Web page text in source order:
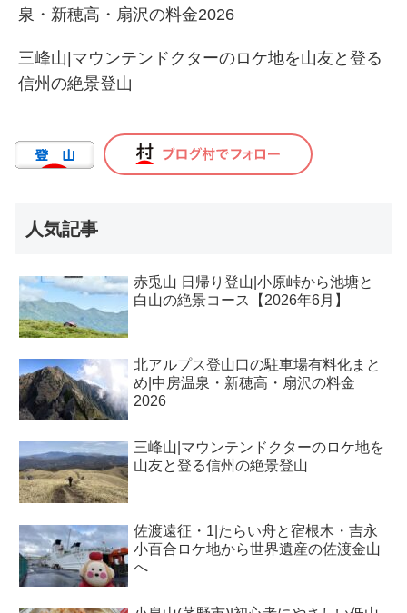
泉・新穂高・扇沢の料金2026
三峰山|マウンテンドクターのロケ地を山友と登る
信州の絶景登山
人気記事
赤兎山 日帰り登山|小原峠から池塘と
白山の絶景コース【2026年6月】
北アルプス登山口の駐車場有料化まと
め|中房温泉・新穂高・扇沢の料金
2026
三峰山|マウンテンドクターのロケ地を
山友と登る信州の絶景登山
佐渡遠征・1|たらい舟と宿根木・吉永
小百合ロケ地から世界遺産の佐渡金山
へ